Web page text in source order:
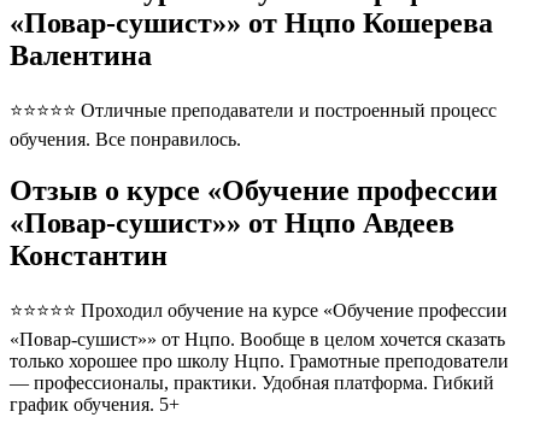
«Повар-сушист»» от Нцпо Кошерева
Валентина
⭐⭐⭐⭐⭐ Отличные преподаватели и построенный процесс
обучения. Все понравилось.
Отзыв о курсе «Обучение профессии
«Повар-сушист»» от Нцпо Авдеев
Константин
⭐⭐⭐⭐⭐ Проходил обучение на курсе «Обучение профессии
«Повар-сушист»» от Нцпо. Вообще в целом хочется сказать
только хорошее про школу Нцпо. Грамотные преподователи
— профессионалы, практики. Удобная платформа. Гибкий
график обучения. 5+